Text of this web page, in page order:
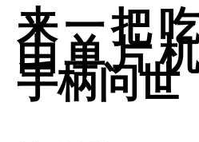
来一把
由单片
手柄问世